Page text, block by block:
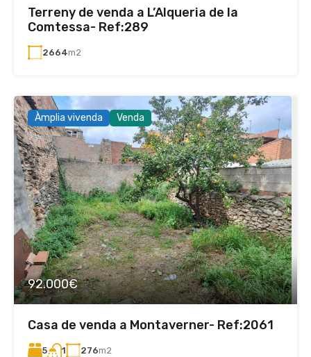
Terreny de venda a L’Alqueria de la
Comtessa- Ref:289
2664m2
Àmplia vivenda Venda
92.000€
Casa de venda a Montaverner- Ref:2061
5 1 276m2